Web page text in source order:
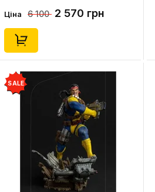
Ціна 6 100 2 570 грн
SALE